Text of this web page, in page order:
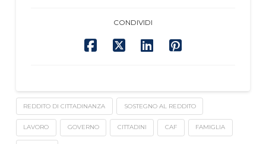
CONDIVIDI
REDDITO DI CITTADINANZA SOSTEGNO AL REDDITO
LAVORO GOVERNO CITTADINI CAF FAMIGLIA